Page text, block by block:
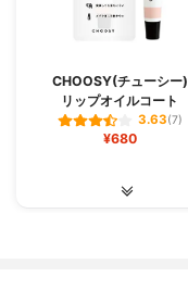
CHOOSY(チューシー)
リップオイルコート
3.63(7)
¥680